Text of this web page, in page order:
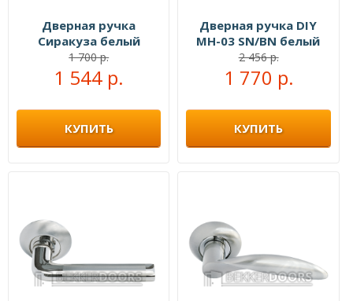
Дверная ручка
Сиракуза белый
никель/хром
1 700 р.
1 544 р.
КУПИТЬ
Дверная ручка DIY
MH-03 SN/BN белый
никель/черный никель
2 456 р.
1 770 р.
КУПИТЬ